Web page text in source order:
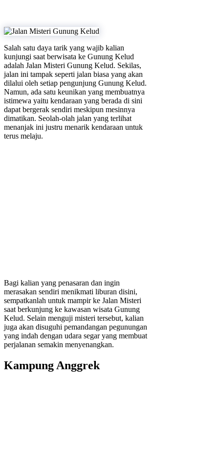
Salah satu daya tarik yang wajib kalian
kunjungi saat berwisata ke Gunung Kelud
adalah Jalan Misteri Gunung Kelud. Sekilas,
jalan ini tampak seperti jalan biasa yang akan
dilalui oleh setiap pengunjung Gunung Kelud.
Namun, ada satu keunikan yang membuatnya
istimewa yaitu kendaraan yang berada di sini
dapat bergerak sendiri meskipun mesinnya
dimatikan. Seolah-olah jalan yang terlihat
menanjak ini justru menarik kendaraan untuk
terus melaju.
Bagi kalian yang penasaran dan ingin
merasakan sendiri menikmati liburan disini,
sempatkanlah untuk mampir ke Jalan Misteri
saat berkunjung ke kawasan wisata Gunung
Kelud. Selain menguji misteri tersebut, kalian
juga akan disuguhi pemandangan pegunungan
yang indah dengan udara segar yang membuat
perjalanan semakin menyenangkan.
Kampung Anggrek